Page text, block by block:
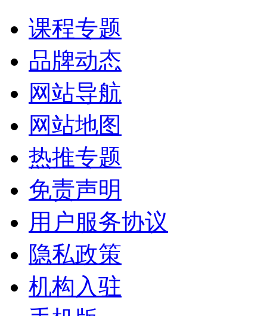
课程专题
品牌动态
网站导航
网站地图
热推专题
免责声明
用户服务协议
隐私政策
机构入驻